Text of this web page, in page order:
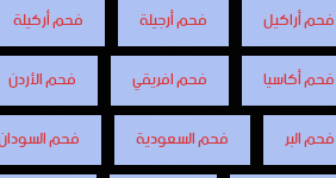
فحم أراكيل
فحم أرجيلة
فحم أركيلة
فحم أكاسيا
فحم افريقي
فحم الأردن
فحم البر
فحم السعودية
فحم